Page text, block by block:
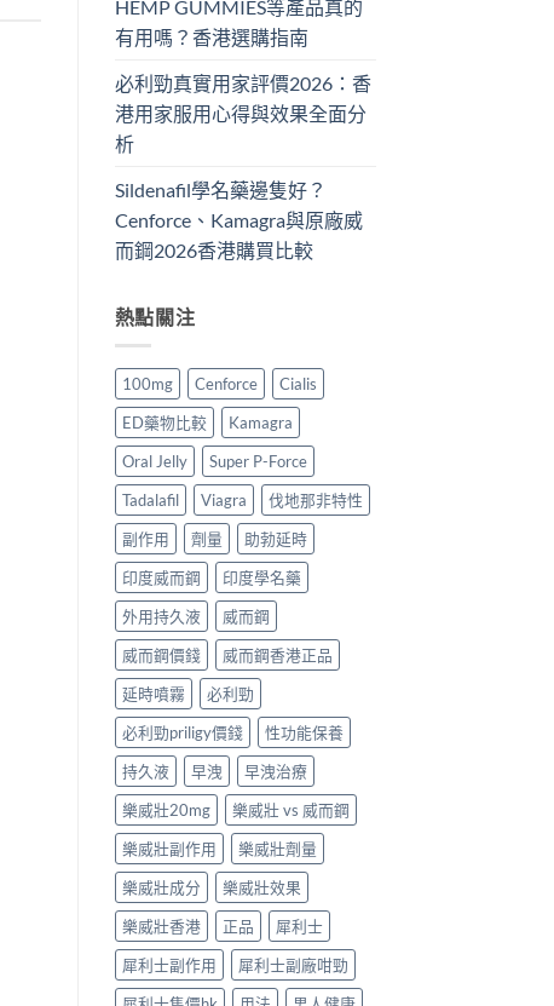
HEMP GUMMIES等產品真的
有用嗎？香港選購指南
必利勁真實用家評價2026：香
港用家服用心得與效果全面分
析
Sildenafil學名藥邊隻好？
Cenforce、Kamagra與原廠威
而鋼2026香港購買比較
熱點關注
100mg Cenforce
Cialis
ED藥物比較
Kamagra
Oral Jelly
Super P-Force
Tadalafil
Viagra
伐地那非特性
副作用
劑量
助勃延時
印度威而鋼
印度學名藥
外用持久液
威而鋼
威而鋼價錢
威而鋼香港正品
延時噴霧
必利勁
必利勁priligy價錢
性功能保養
持久液
早洩
早洩治療
樂威壯20mg
樂威壯 vs 威而鋼
樂威壯副作用
樂威壯劑量
樂威壯成分
樂威壯效果
樂威壯香港
正品
犀利士
犀利士副作用
犀利士副廠咁勁